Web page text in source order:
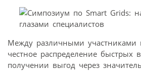
Между различными участниками
честное распределение быстрых
получении выгод через